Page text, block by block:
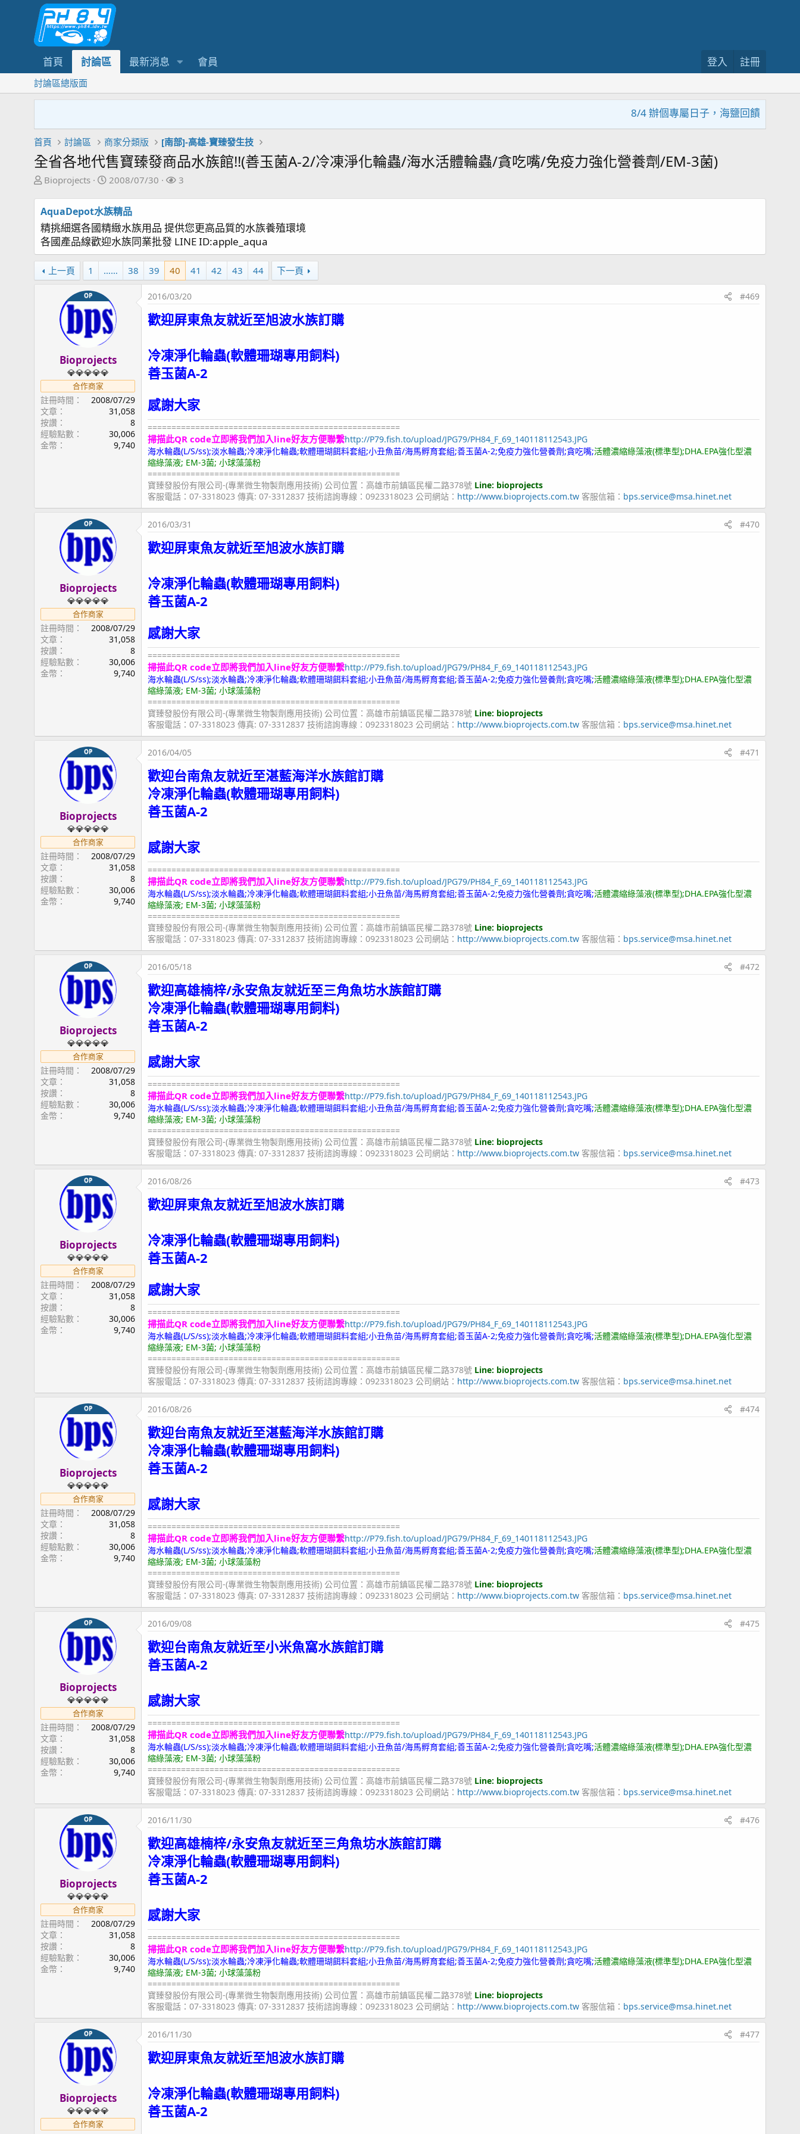
首頁 討論區 最新消息 會員 登入 註冊
討論區總版面
8/4 辦個專屬日子，海鹽回饋活動，大家
首頁 討論區 商家分類版 [南部]-高雄-寶臻發生技
全省各地代售寶臻發商品水族館!!(善玉菌A-2/冷凍淨化輪蟲/海水活體輪蟲/貪吃嘴/免疫力強化營養劑/EM-3菌)
主
起
人
Bioprojects
開
日
期
2008/07/30
關
3
AquaDepot水族精品
精挑細選各國精緻水族用品 提供您更高品質的水族養殖環境
各國產品線歡迎水族同業批發 LINE ID:apple_aqua
上一頁 1 …… 38 39 40 41 42 43 44 下一頁
OP
Bioprojects
💎💎💎💎💎
合作商家
註冊時間
2008/07/29
文章
31,058
按讚
8
經驗點數
30,006
金幣
9,740
2016/03/20 #469
歡迎屏東魚友就近至旭波水族訂購
冷凍淨化輪蟲(軟體珊瑚專用飼料)
善玉菌A-2
感謝大家
=====================================================
掃描此QR code立即將我們加入line好友方便聯繫http://P79.fish.to/upload/JPG79/PH84_F_69_140118112543.JPG
海水輪蟲(L/S/ss);淡水輪蟲;冷凍淨化輪蟲;軟體珊瑚餌料套組;小丑魚苗/海馬孵育套組;善玉菌A-2;免疫力強化營養劑;貪吃嘴;活體濃縮綠藻液(標準型);DHA.EPA強化型濃
縮綠藻液; EM-3菌; 小球藻藻粉
=====================================================
寶臻發股份有限公司-(專業微生物製劑應用技術) 公司位置：高雄市前鎮區民權二路378號 Line: bioprojects
客服電話：07-3318023 傳真: 07-3312837 技術諮詢專線：0923318023 公司網站： http://www.bioprojects.com.tw 客服信箱： bps.service@msa.hinet.net
OP
Bioprojects
💎💎💎💎💎
合作商家
註冊時間
2008/07/29
文章
31,058
按讚
8
經驗點數
30,006
金幣
9,740
2016/03/31 #470
歡迎屏東魚友就近至旭波水族訂購
冷凍淨化輪蟲(軟體珊瑚專用飼料)
善玉菌A-2
感謝大家
=====================================================
掃描此QR code立即將我們加入line好友方便聯繫http://P79.fish.to/upload/JPG79/PH84_F_69_140118112543.JPG
海水輪蟲(L/S/ss);淡水輪蟲;冷凍淨化輪蟲;軟體珊瑚餌料套組;小丑魚苗/海馬孵育套組;善玉菌A-2;免疫力強化營養劑;貪吃嘴;活體濃縮綠藻液(標準型);DHA.EPA強化型濃
縮綠藻液; EM-3菌; 小球藻藻粉
=====================================================
寶臻發股份有限公司-(專業微生物製劑應用技術) 公司位置：高雄市前鎮區民權二路378號 Line: bioprojects
客服電話：07-3318023 傳真: 07-3312837 技術諮詢專線：0923318023 公司網站： http://www.bioprojects.com.tw 客服信箱： bps.service@msa.hinet.net
OP
Bioprojects
💎💎💎💎💎
合作商家
註冊時間
2008/07/29
文章
31,058
按讚
8
經驗點數
30,006
金幣
9,740
2016/04/05 #471
歡迎台南魚友就近至湛藍海洋水族館訂購
冷凍淨化輪蟲(軟體珊瑚專用飼料)
善玉菌A-2
感謝大家
=====================================================
掃描此QR code立即將我們加入line好友方便聯繫http://P79.fish.to/upload/JPG79/PH84_F_69_140118112543.JPG
海水輪蟲(L/S/ss);淡水輪蟲;冷凍淨化輪蟲;軟體珊瑚餌料套組;小丑魚苗/海馬孵育套組;善玉菌A-2;免疫力強化營養劑;貪吃嘴;活體濃縮綠藻液(標準型);DHA.EPA強化型濃
縮綠藻液; EM-3菌; 小球藻藻粉
=====================================================
寶臻發股份有限公司-(專業微生物製劑應用技術) 公司位置：高雄市前鎮區民權二路378號 Line: bioprojects
客服電話：07-3318023 傳真: 07-3312837 技術諮詢專線：0923318023 公司網站： http://www.bioprojects.com.tw 客服信箱： bps.service@msa.hinet.net
OP
Bioprojects
💎💎💎💎💎
合作商家
註冊時間
2008/07/29
文章
31,058
按讚
8
經驗點數
30,006
金幣
9,740
2016/05/18 #472
歡迎高雄楠梓/永安魚友就近至三角魚坊水族館訂購
冷凍淨化輪蟲(軟體珊瑚專用飼料)
善玉菌A-2
感謝大家
=====================================================
掃描此QR code立即將我們加入line好友方便聯繫http://P79.fish.to/upload/JPG79/PH84_F_69_140118112543.JPG
海水輪蟲(L/S/ss);淡水輪蟲;冷凍淨化輪蟲;軟體珊瑚餌料套組;小丑魚苗/海馬孵育套組;善玉菌A-2;免疫力強化營養劑;貪吃嘴;活體濃縮綠藻液(標準型);DHA.EPA強化型濃
縮綠藻液; EM-3菌; 小球藻藻粉
=====================================================
寶臻發股份有限公司-(專業微生物製劑應用技術) 公司位置：高雄市前鎮區民權二路378號 Line: bioprojects
客服電話：07-3318023 傳真: 07-3312837 技術諮詢專線：0923318023 公司網站： http://www.bioprojects.com.tw 客服信箱： bps.service@msa.hinet.net
OP
Bioprojects
💎💎💎💎💎
合作商家
註冊時間
2008/07/29
文章
31,058
按讚
8
經驗點數
30,006
金幣
9,740
2016/08/26 #473
歡迎屏東魚友就近至旭波水族訂購
冷凍淨化輪蟲(軟體珊瑚專用飼料)
善玉菌A-2
感謝大家
=====================================================
掃描此QR code立即將我們加入line好友方便聯繫http://P79.fish.to/upload/JPG79/PH84_F_69_140118112543.JPG
海水輪蟲(L/S/ss);淡水輪蟲;冷凍淨化輪蟲;軟體珊瑚餌料套組;小丑魚苗/海馬孵育套組;善玉菌A-2;免疫力強化營養劑;貪吃嘴;活體濃縮綠藻液(標準型);DHA.EPA強化型濃
縮綠藻液; EM-3菌; 小球藻藻粉
=====================================================
寶臻發股份有限公司-(專業微生物製劑應用技術) 公司位置：高雄市前鎮區民權二路378號 Line: bioprojects
客服電話：07-3318023 傳真: 07-3312837 技術諮詢專線：0923318023 公司網站： http://www.bioprojects.com.tw 客服信箱： bps.service@msa.hinet.net
OP
Bioprojects
💎💎💎💎💎
合作商家
註冊時間
2008/07/29
文章
31,058
按讚
8
經驗點數
30,006
金幣
9,740
2016/08/26 #474
歡迎台南魚友就近至湛藍海洋水族館訂購
冷凍淨化輪蟲(軟體珊瑚專用飼料)
善玉菌A-2
感謝大家
=====================================================
掃描此QR code立即將我們加入line好友方便聯繫http://P79.fish.to/upload/JPG79/PH84_F_69_140118112543.JPG
海水輪蟲(L/S/ss);淡水輪蟲;冷凍淨化輪蟲;軟體珊瑚餌料套組;小丑魚苗/海馬孵育套組;善玉菌A-2;免疫力強化營養劑;貪吃嘴;活體濃縮綠藻液(標準型);DHA.EPA強化型濃
縮綠藻液; EM-3菌; 小球藻藻粉
=====================================================
寶臻發股份有限公司-(專業微生物製劑應用技術) 公司位置：高雄市前鎮區民權二路378號 Line: bioprojects
客服電話：07-3318023 傳真: 07-3312837 技術諮詢專線：0923318023 公司網站： http://www.bioprojects.com.tw 客服信箱： bps.service@msa.hinet.net
OP
Bioprojects
💎💎💎💎💎
合作商家
註冊時間
2008/07/29
文章
31,058
按讚
8
經驗點數
30,006
金幣
9,740
2016/09/08 #475
歡迎台南魚友就近至小米魚窩水族館訂購
善玉菌A-2
感謝大家
=====================================================
掃描此QR code立即將我們加入line好友方便聯繫http://P79.fish.to/upload/JPG79/PH84_F_69_140118112543.JPG
海水輪蟲(L/S/ss);淡水輪蟲;冷凍淨化輪蟲;軟體珊瑚餌料套組;小丑魚苗/海馬孵育套組;善玉菌A-2;免疫力強化營養劑;貪吃嘴;活體濃縮綠藻液(標準型);DHA.EPA強化型濃
縮綠藻液; EM-3菌; 小球藻藻粉
=====================================================
寶臻發股份有限公司-(專業微生物製劑應用技術) 公司位置：高雄市前鎮區民權二路378號 Line: bioprojects
客服電話：07-3318023 傳真: 07-3312837 技術諮詢專線：0923318023 公司網站： http://www.bioprojects.com.tw 客服信箱： bps.service@msa.hinet.net
OP
Bioprojects
💎💎💎💎💎
合作商家
註冊時間
2008/07/29
文章
31,058
按讚
8
經驗點數
30,006
金幣
9,740
2016/11/30 #476
歡迎高雄楠梓/永安魚友就近至三角魚坊水族館訂購
冷凍淨化輪蟲(軟體珊瑚專用飼料)
善玉菌A-2
感謝大家
=====================================================
掃描此QR code立即將我們加入line好友方便聯繫http://P79.fish.to/upload/JPG79/PH84_F_69_140118112543.JPG
海水輪蟲(L/S/ss);淡水輪蟲;冷凍淨化輪蟲;軟體珊瑚餌料套組;小丑魚苗/海馬孵育套組;善玉菌A-2;免疫力強化營養劑;貪吃嘴;活體濃縮綠藻液(標準型);DHA.EPA強化型濃
縮綠藻液; EM-3菌; 小球藻藻粉
=====================================================
寶臻發股份有限公司-(專業微生物製劑應用技術) 公司位置：高雄市前鎮區民權二路378號 Line: bioprojects
客服電話：07-3318023 傳真: 07-3312837 技術諮詢專線：0923318023 公司網站： http://www.bioprojects.com.tw 客服信箱： bps.service@msa.hinet.net
OP
Bioprojects
💎💎💎💎💎
合作商家
2016/11/30 #477
歡迎屏東魚友就近至旭波水族訂購
冷凍淨化輪蟲(軟體珊瑚專用飼料)
善玉菌A-2